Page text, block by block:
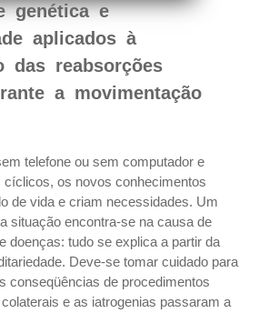
genética e
aplicados à
das reabsorções
a movimentação
telefone ou sem computador e
cíclicos, os novos conhecimentos
de vida e criam necessidades. Um
situação encontra-se na causa de
doenças: tudo se explica a partir da
Deve-se tomar cuidado para
conseqüências de procedimentos
e as iatrogenias passaram a